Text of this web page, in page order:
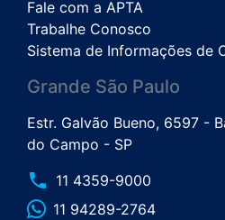
Fale com a APTA
Trabalhe Conosco
Sistema de Informações de
Grande São Paulo
Estr. Galvão Bueno, 6597 -
do Campo - SP
phone 11 4359-9000
11 94289-2764